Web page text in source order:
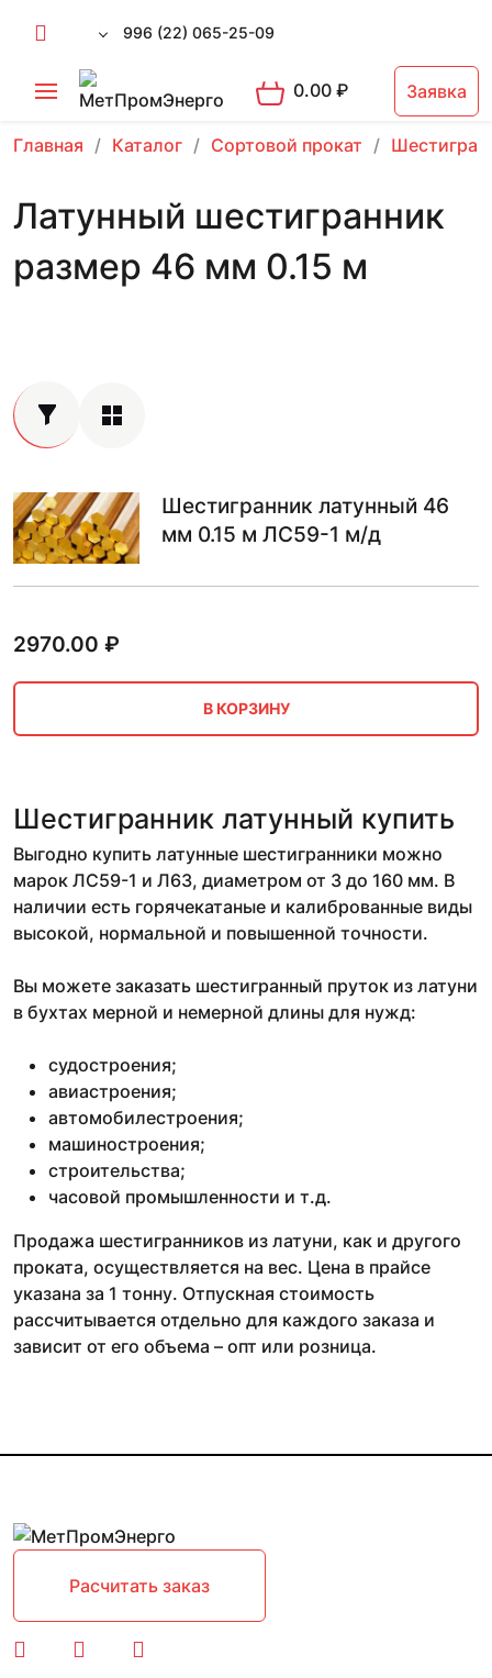
996 (22) 065-25-09
0.00₽ Заявка
Главная Каталог Сортовой прокат
Латунный шестигранник
размер 46 мм 0.15 м
Шестигранник латунный 46
мм 0.15 м ЛС59-1 м/д
2970.00 ₽
В КОРЗИНУ
Шестигранник латунный купить
Выгодно купить латунные шестигранники можно
марок ЛС59-1 и Л63, диаметром от 3 до 160 мм. В
наличии есть горячекатаные и калиброванные виды
высокой, нормальной и повышенной точности.
Вы можете заказать шестигранный пруток из латуни
в бухтах мерной и немерной длины для нужд:
судостроения;
авиастроения;
автомобилестроения;
машиностроения;
строительства;
часовой промышленности и т.д.
Продажа шестигранников из латуни, как и другого
проката, осуществляется на вес. Цена в прайсе
указана за 1 тонну. Отпускная стоимость
рассчитывается отдельно для каждого заказа и
зависит от его объема – опт или розница.
Расчитать заказ